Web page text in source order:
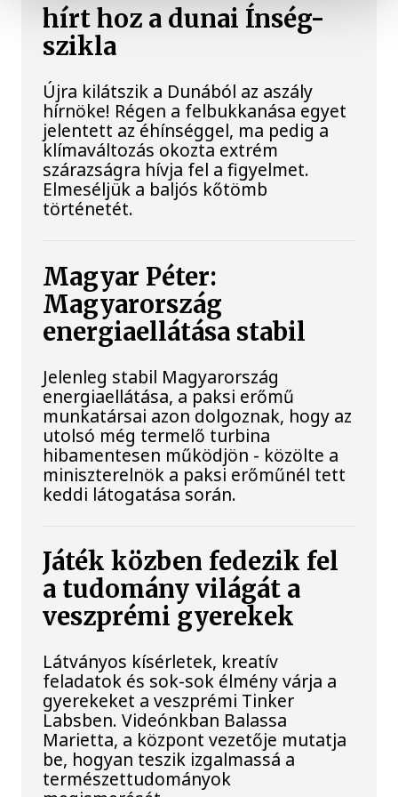
hírt hoz a dunai Ínség-
szikla
Újra kilátszik a Dunából az aszály
hírnöke! Régen a felbukkanása egyet
jelentett az éhínséggel, ma pedig a
klímaváltozás okozta extrém
szárazságra hívja fel a figyelmet.
Elmeséljük a baljós kőtömb
történetét.
Magyar Péter:
Magyarország
energiaellátása stabil
Jelenleg stabil Magyarország
energiaellátása, a paksi erőmű
munkatársai azon dolgoznak, hogy az
utolsó még termelő turbina
hibamentesen működjön - közölte a
miniszterelnök a paksi erőműnél tett
keddi látogatása során.
Játék közben fedezik fel
a tudomány világát a
veszprémi gyerekek
Látványos kísérletek, kreatív
feladatok és sok-sok élmény várja a
gyerekeket a veszprémi Tinker
Labsben. Videónkban Balassa
Marietta, a központ vezetője mutatja
be, hogyan teszik izgalmassá a
természettudományok